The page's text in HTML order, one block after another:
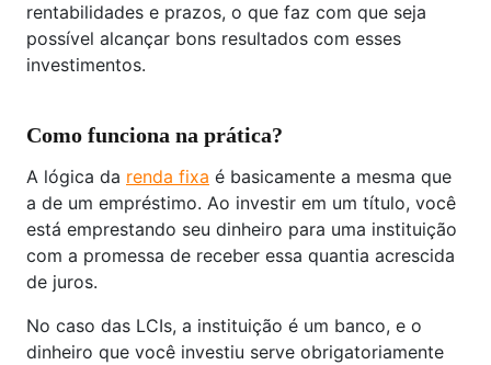
rentabilidades e prazos, o que faz com que seja
possível alcançar bons resultados com esses
investimentos.
Como funciona na prática?
A lógica da renda fixa é basicamente a mesma que
a de um empréstimo. Ao investir em um título, você
está emprestando seu dinheiro para uma instituição
com a promessa de receber essa quantia acrescida
de juros.
No caso das LCIs, a instituição é um banco, e o
dinheiro que você investiu serve obrigatoriamente